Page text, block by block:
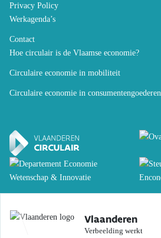
Privacy Policy
Werkagenda’s
Contact
Hoe circulair is de Vlaamse economie?
Circulaire economie in mobiliteit
Circulaire economie in consumentengoederen
Vlaanderen
Verbeelding werkt